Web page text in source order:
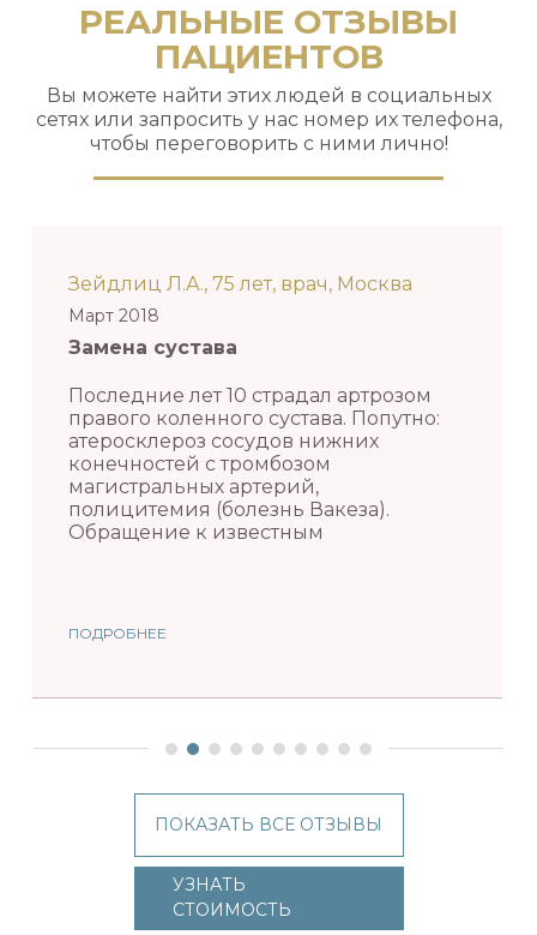
РЕАЛЬНЫЕ ОТЗЫВЫ
ПАЦИЕНТОВ
Вы можете найти этих людей в социальных
сетях или запросить у нас номер их телефона,
чтобы переговорить с ними лично!
Зейдлиц Л.А., 75 лет, врач, Москва
Март 2018
Замена сустава
Последние лет 10 страдал артрозом
правого коленного сустава. Попутно:
атеросклероз сосудов нижних
конечностей с тромбозом
магистральных артерий,
полицитемия (болезнь Вакеза).
Обращение к известным
ПОДРОБНЕЕ
ПОКАЗАТЬ ВСЕ ОТЗЫВЫ
УЗНАТЬ
СТОИМОСТЬ